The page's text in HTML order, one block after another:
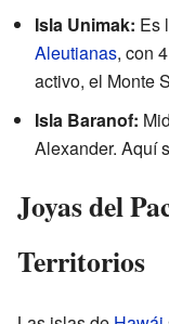
Isla Unimak: Es
Aleutianas, con
activo, el Monte
Isla Baranof:
Alexander. Aquí
Joyas del
Territorios